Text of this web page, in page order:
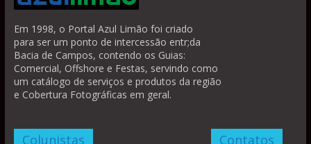
Em 1998, o Portal Azul Limão foi criado
para ser um ponto de intercessão entr;da
Bacia de Campos, contendo os Guias:
Comercial, Offshore e Festas, servindo como
um catálogo de serviços e produtos da região
e Cobertura Fotográficas em geral.
Colunistas Contatos